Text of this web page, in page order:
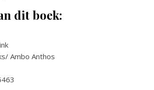
dit boek:
Ambo Anthos